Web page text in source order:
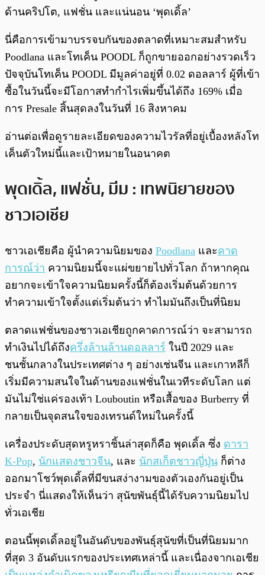
ด้านคริปโต, แฟชั่น และแน่นอน ‘พุดเดิ้ล’
นี่คือการเข้ามาบรรจบกันของตลาดที่เหมาะสมสำหรับ
Poodlana และโทเค็น POODL ก็ถูกขายออกอย่างรวดเร็ว
ปัจจุบันโทเค็น POODL มีมูลค่าอยู่ที่ 0.02 ดอลลาร์ ผู้ที่เข้า
ซื้อในวันนี้จะมีโอกาสทำกำไรเพิ่มขึ้นได้ถึง 169% เมื่อ
การ Presale สิ้นสุดลงในวันที่ 16 สิงหาคม
อ่านต่อเพื่อดูรายละเอียดของความไวรัลที่อยู่เบื้องหลังโท
เค็นตัวใหม่นี้และเป้าหมายในอนาคต
พุดเดิ้ล, แฟชั่น, มีม : เทพนิยายของ
ชาวเอเชีย
ชาวเอเชียคือ ผู้นำความนิยมของ Poodlana และคาด
การณ์ว่า ความนิยมนี้จะแผ่ขยายไปทั่วโลก ถ้าหากคุณ
อยากจะเข้าใจความนิยมครั้งนี้ก็ต้องเริ่มต้นด้วยการ
ทำความเข้าใจตั้งแต่เริ่มต้นว่า ทำไมมันถึงเป็นที่นิยม
ตลาดแฟชั่นของชาวเอเชียถูกคาดการณ์ว่า จะสามารถ
ทำเงินไปได้ถึงครึ่งล้านล้านดอลลาร์ ในปี 2029 และ
ชนชั้นกลางในประเทศต่าง ๆ อย่างเช่นจีน และเกาหลีก็
เริ่มมีความสนใจในด้านของแฟชั่นในเวทีระดับโลก แต่
มันไม่ใช่แค่รองเท้า Louboutin หรือเสื้อของ Burberry ที่
กลายเป็นจุดสนใจของเทรนด์ใหม่ในครั้งนี้
เครื่องประดับสุดหรูหราชิ้นล่าสุดก็คือ พุดเดิ้ล ซึ่ง ดารา
K-Pop, นักแสดงชาวจีน, และ นักสเก็ตชาวญี่ปุ่น ก็ต่าง
ออกมาโชว์พุดเดิ้ลที่มีขนสง่างามของตัวเองกันอยู่เป็น
ประจำ นี่แสดงให้เห็นว่า สุนัขพันธุ์นี้ได้รับความนิยมไป
ทั่วเอเชีย
ตอนนี้พุดเดิ้ลอยู่ในอันดับของพันธุ์สุนัขที่เป็นที่นิยมมาก
ที่สุด 3 อันดับแรกของประเทศเหล่านี้ และเนื่องจากเอเชีย